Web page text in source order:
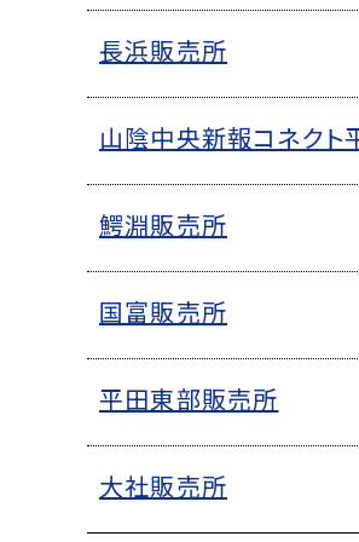
長浜販売所
山陰中央新報コネクト
鰐淵販売所
国富販売所
平田東部販売所
大社販売所